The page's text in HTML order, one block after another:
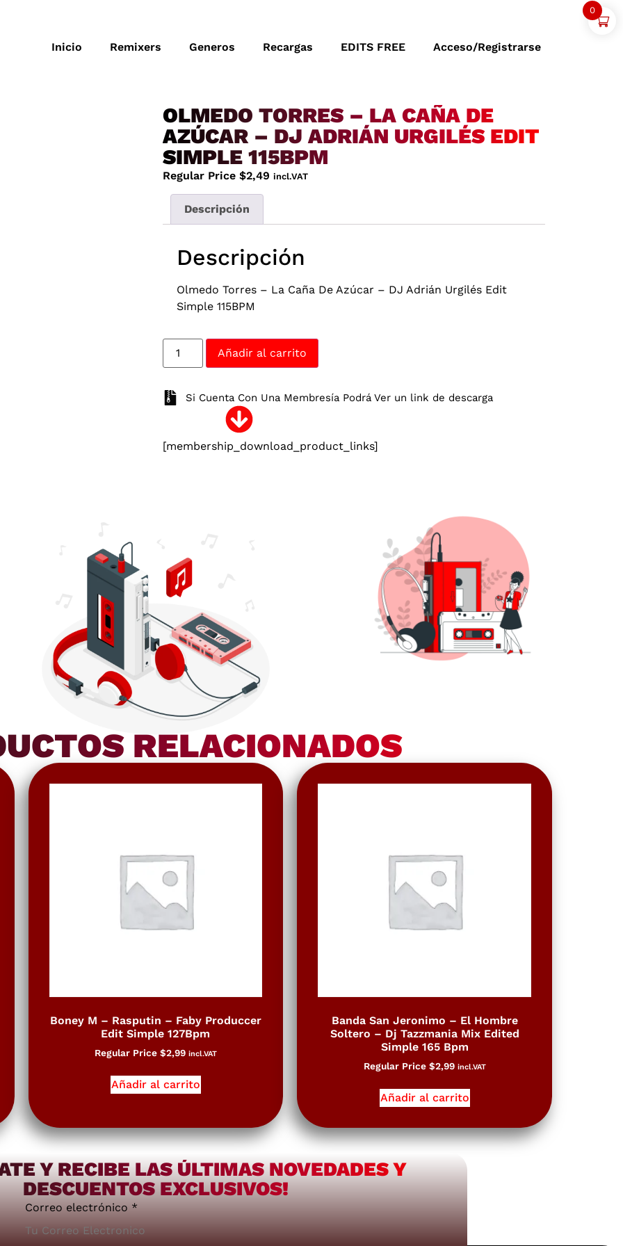
Inicio Remixers Generos Recargas EDITS FREE Acceso/Registrarse
OLMEDO TORRES – LA CAÑA DE
AZÚCAR – DJ ADRIÁN URGILÉS EDIT
SIMPLE 115BPM
Regular Price $2,49 incl.VAT
Descripción
Descripción
Olmedo Torres – La Caña De Azúcar – DJ Adrián Urgilés Edit
Simple 115BPM
Añadir al carrito
Si Cuenta Con Una Membresía Podrá Ver un link de descarga
[membership_download_product_links]
RELACIONADOS
Boney M – Rasputin – Faby Produccer
Edit Simple 127Bpm
Regular Price $2,99 incl.VAT
Añadir al carrito
Banda San Jeronimo – El Hombre
Soltero – Dj Tazzmania Mix Edited
Simple 165 Bpm
Regular Price $2,99 incl.VAT
Añadir al carrito
Y RECIBE LAS ÚLTIMAS NOVEDADES Y
DESCUENTOS EXCLUSIVOS!
Correo electrónico *
0